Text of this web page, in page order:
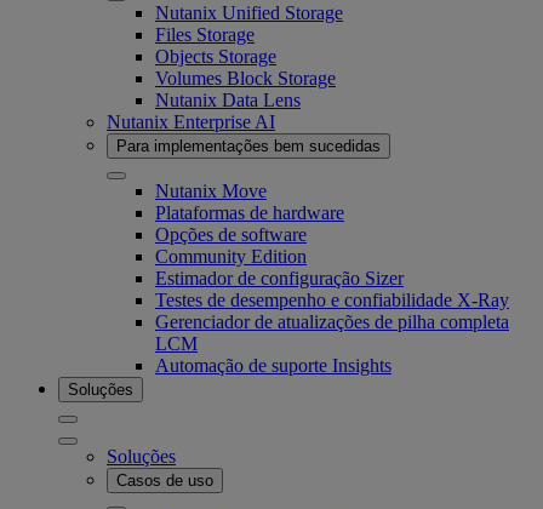
Nutanix Unified Storage
Files Storage
Objects Storage
Volumes Block Storage
Nutanix Data Lens
Nutanix Enterprise AI
Para implementações bem sucedidas
Nutanix Move
Plataformas de hardware
Opções de software
Community Edition
Estimador de configuração Sizer
Testes de desempenho e confiabilidade X-Ray
Gerenciador de atualizações de pilha completa
LCM
Automação de suporte Insights
Soluções
Soluções
Casos de uso